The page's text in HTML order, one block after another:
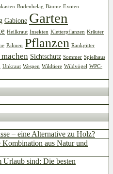
Bodenbelag Bäume Exoten
Gabione Garten
Heilkraut Insekten Kletterpflanzen Kräuter
Palmen Pflanzen Rankgitter
Sichtschutz Sommer Spielhaus
Unkraut Wespen Wildtiere Wildvögel WPC-
– eine Alternative zu Holz?
aus Natur und
Urlaub sind: Die besten